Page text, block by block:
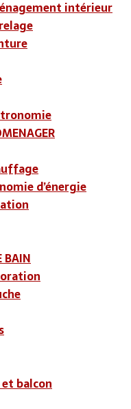
intérieur
d’énergie
BAIN
balcon